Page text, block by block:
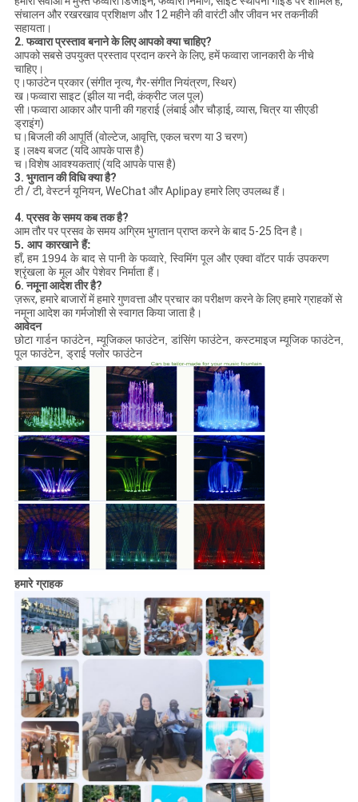
संचालन और रखरखाव प्रशिक्षण और 12 महीने की वारंटी और जीवन भर तकनीकी
सहायता।
2. फव्वारा प्रस्ताव बनाने के लिए आपको क्या चाहिए?
आपको सबसे उपयुक्त प्रस्ताव प्रदान करने के लिए, हमें फव्वारा जानकारी के नीचे
चाहिए।
ए।फाउंटेन प्रकार (संगीत नृत्य, गैर-संगीत नियंत्रण, स्थिर)
ख।फव्वारा साइट (झील या नदी, कंक्रीट जल पूल)
सी।फव्वारा आकार और पानी की गहराई (लंबाई और चौड़ाई, व्यास, चित्र या सीएडी
ड्राइंग)
घ।बिजली की आपूर्ति (वोल्टेज, आवृत्ति, एकल चरण या 3 चरण)
इ।लक्ष्य बजट (यदि आपके पास है)
च।विशेष आवश्यकताएं (यदि आपके पास है)
3. भुगतान की विधि क्या है?
टी / टी, वेस्टर्न यूनियन, WeChat और Aplipay हमारे लिए उपलब्ध हैं।
4. प्रसव के समय कब तक है?
आम तौर पर प्रसव के समय अग्रिम भुगतान प्राप्त करने के बाद 5-25 दिन है।
5. आप कारखाने हैं:
हाँ, हम 1994 के बाद से पानी के फव्वारे, स्विमिंग पूल और एक्वा वॉटर पार्क उपकरण
श्रृंखला के मूल और पेशेवर निर्माता हैं।
6. नमूना आदेश तीर है?
ज़रूर, हमारे बाजारों में हमारे गुणवत्ता और प्रचार का परीक्षण करने के लिए हमारे ग्राहकों से
नमूना आदेश का गर्मजोशी से स्वागत किया जाता है।
आवेदन
छोटा गार्डन फाउंटेन, म्यूजिकल फाउंटेन, डांसिंग फाउंटेन, कस्टमाइज म्यूजिक फाउंटेन,
पूल फाउंटेन, ड्राई फ्लोर फाउंटेन
हमारे ग्राहक